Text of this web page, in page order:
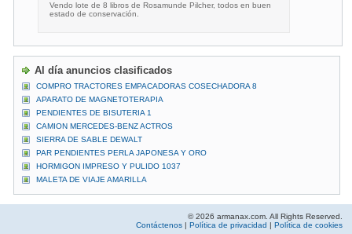
Vendo lote de 8 libros de Rosamunde Pilcher, todos en buen
estado de conservación.
Al día anuncios clasificados
COMPRO TRACTORES EMPACADORAS COSECHADORA 8
APARATO DE MAGNETOTERAPIA
PENDIENTES DE BISUTERIA 1
CAMION MERCEDES-BENZ ACTROS
SIERRA DE SABLE DEWALT
PAR PENDIENTES PERLA JAPONESA Y ORO
HORMIGON IMPRESO Y PULIDO 1037
MALETA DE VIAJE AMARILLA
© 2026 armanax.com. All Rights Reserved.
Contáctenos
Política de privacidad Política de cookies